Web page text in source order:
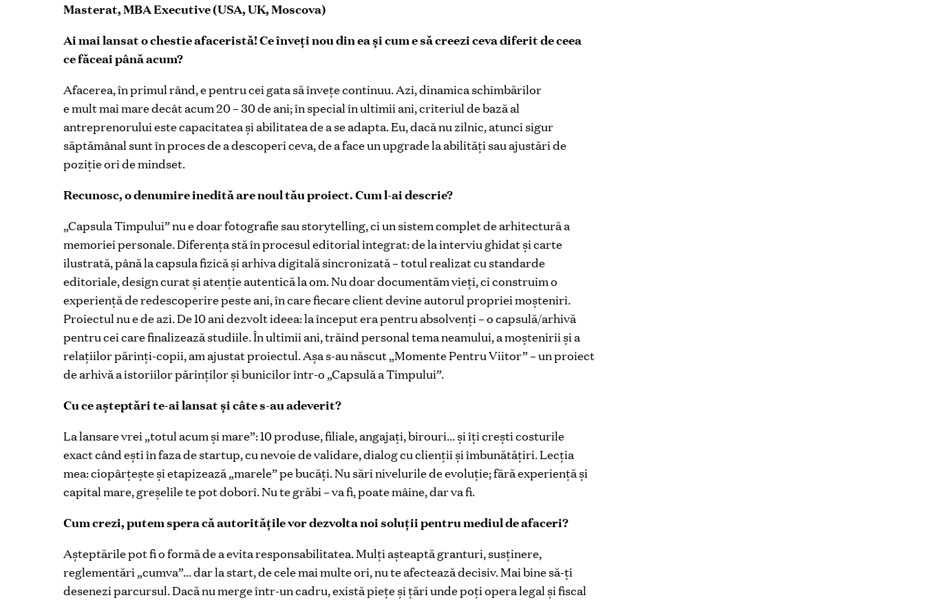
Masterat, MBA Executive (USA, UK, Moscova)
Ai mai lansat o chestie afaceristă! Ce înveți nou din ea și cum e să creezi ceva diferit de ceea
ce făceai până acum?
Afacerea, în primul rând, e pentru cei gata să învețe continuu. Azi, dinamica schimbărilor
e mult mai mare decât acum 20 – 30 de ani; în special în ultimii ani, criteriul de bază al
antreprenorului este capacitatea și abilitatea de a se adapta. Eu, dacă nu zilnic, atunci sigur
săptămânal sunt în proces de a descoperi ceva, de a face un upgrade la abilități sau ajustări de
poziție ori de mindset.
Recunosc, o denumire inedită are noul tău proiect. Cum l-ai descrie?
„Capsula Timpului” nu e doar fotografie sau storytelling, ci un sistem complet de arhitectură a
memoriei personale. Diferența stă în procesul editorial integrat: de la interviu ghidat și carte
ilustrată, până la capsula fizică și arhiva digitală sincronizată – totul realizat cu standarde
editoriale, design curat și atenție autentică la om. Nu doar documentăm vieți, ci construim o
experiență de redescoperire peste ani, în care fiecare client devine autorul propriei moșteniri.
Proiectul nu e de azi. De 10 ani dezvolt ideea: la început era pentru absolvenți – o capsulă/arhivă
pentru cei care finalizează studiile. În ultimii ani, trăind personal tema neamului, a moștenirii și a
relațiilor părinți-copii, am ajustat proiectul. Așa s-au născut „Momente Pentru Viitor” – un proiect
de arhivă a istoriilor părinților și bunicilor într-o „Capsulă a Timpului”.
Cu ce așteptări te-ai lansat și câte s-au adeverit?
La lansare vrei „totul acum și mare”: 10 produse, filiale, angajați, birouri… și îți crești costurile
exact când ești în faza de startup, cu nevoie de validare, dialog cu clienții și îmbunătățiri. Lecția
mea: ciopârțește și etapizează „marele” pe bucăți. Nu sări nivelurile de evoluție; fără experiență și
capital mare, greșelile te pot doborî. Nu te grăbi – va fi, poate mâine, dar va fi.
Cum crezi, putem spera că autoritățile vor dezvolta noi soluții pentru mediul de afaceri?
Așteptările pot fi o formă de a evita responsabilitatea. Mulți așteaptă granturi, susținere,
reglementări „cumva”… dar la start, de cele mai multe ori, nu te afectează decisiv. Mai bine să-ți
desenezi parcursul. Dacă nu merge într-un cadru, există piețe și țări unde poți opera legal și fiscal